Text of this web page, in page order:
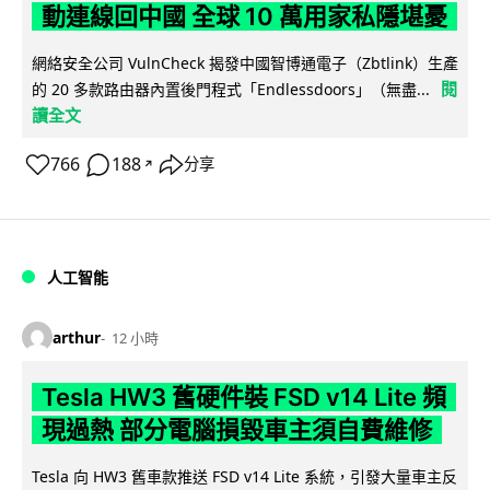
動連線回中國 全球 10 萬用家私隱堪憂
網絡安全公司 VulnCheck 揭發中國智博通電子（Zbtlink）生產
的 20 多款路由器內置後門程式「Endlessdoors」（無盡...
閱
讀全文
766 188 ↗ 分享
人工智能
arthur 12 小時
Tesla HW3 舊硬件裝 FSD v14 Lite 頻
現過熱 部分電腦損毀車主須自費維修
Tesla 向 HW3 舊車款推送 FSD v14 Lite 系統，引發大量車主反